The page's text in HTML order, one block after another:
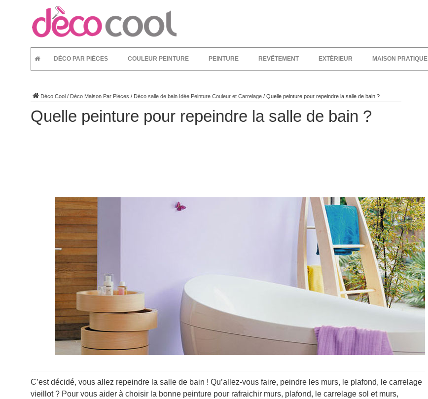
DÉCO PAR PIÈCES COULEUR PEINTURE PEINTURE REVÊTEMENT EXTÉRIEUR MAISON PRATIQUE
Déco Cool / Déco Maison Par Pièces / Déco salle de bain Idée Peinture Couleur et Carrelage / Quelle peinture pour repeindre la salle de bain ?
Quelle peinture pour repeindre la salle de bain ?
C’est décidé, vous allez repeindre la salle de bain ! Qu’allez-vous faire, peindre les murs, le plafond, le carrelage
vieillot ? Pour vous aider à choisir la bonne peinture pour rafraichir murs, plafond, le carrelage sol et murs,